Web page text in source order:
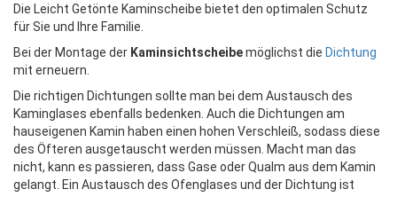
Die Leicht Getönte Kaminscheibe bietet den optimalen Schutz
für Sie und Ihre Familie.
Bei der Montage der Kaminsichtscheibemöglichst die Dichtung
mit erneuern.
Die richtigen Dichtungen sollte man bei dem Austausch des
Kaminglases ebenfalls bedenken. Auch die Dichtungen am
hauseigenen Kamin haben einen hohen Verschleiß, sodass diese
des Öfteren ausgetauscht werden müssen. Macht man das
nicht, kann es passieren, dass Gase oder Qualm aus dem Kamin
gelangt. Ein Austausch des Ofenglases und der Dichtung ist